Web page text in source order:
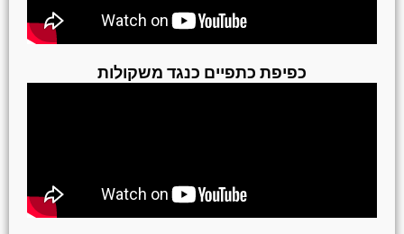
כפיפת כתפיים כנגד משקולות